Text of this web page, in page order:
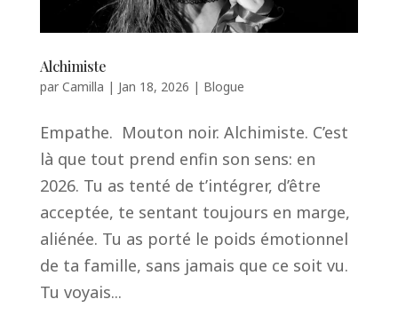
Alchimiste
par Camilla | Jan 18, 2026 | Blogue
Empathe. Mouton noir. Alchimiste. C’est
là que tout prend enfin son sens: en
2026. Tu as tenté de t’intégrer, d’être
acceptée, te sentant toujours en marge,
aliénée. Tu as porté le poids émotionnel
de ta famille, sans jamais que ce soit vu.
Tu voyais...